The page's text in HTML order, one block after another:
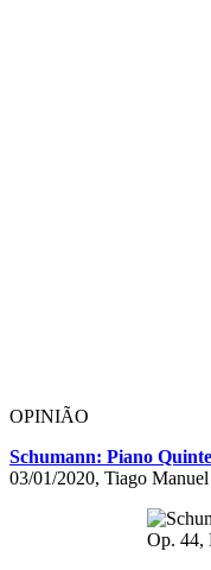
OPINIÃO
Schumann: Piano
03/01/2020, Tiago